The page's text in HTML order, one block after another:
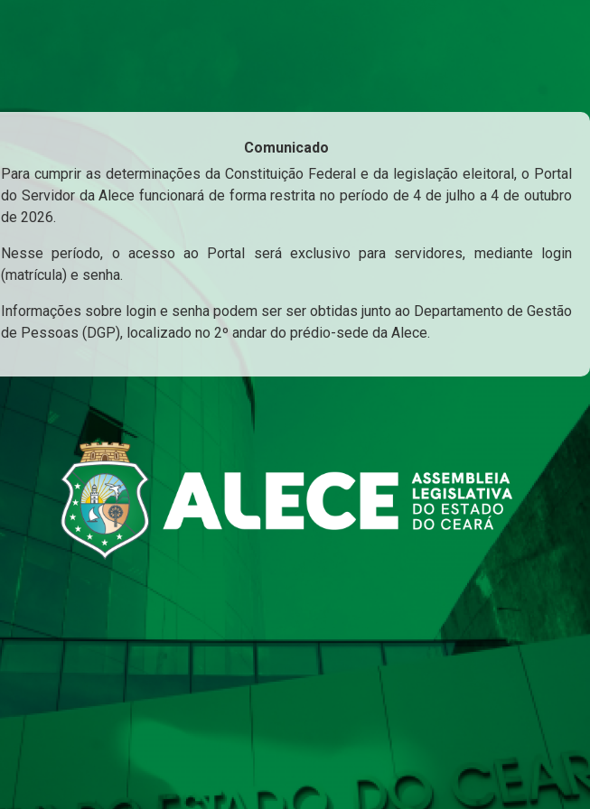
Comunicado
Para cumprir as determinações da Constituição Federal e da legislação eleitoral, o Portal
do Servidor da Alece funcionará de forma restrita no período de 4 de julho a 4 de outubro
de 2026.
Nesse período, o acesso ao Portal será exclusivo para servidores, mediante login
(matrícula) e senha.
Informações sobre login e senha podem ser ser obtidas junto ao Departamento de Gestão
de Pessoas (DGP), localizado no 2º andar do prédio-sede da Alece.